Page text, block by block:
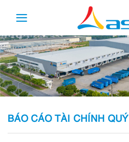
content
BÁO CÁO TÀI CHÍNH